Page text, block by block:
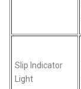
Slip Indicator
Light